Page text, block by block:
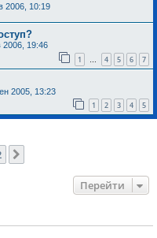
2006, 10:19
19:46
1 … 4 5 6 7
2005, 13:23
1 2 3 4 5
Перейти